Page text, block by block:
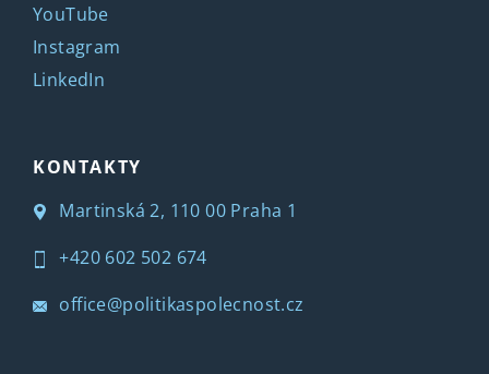
YouTube
Instagram
LinkedIn
KONTAKTY
Martinská 2, 110 00 Praha 1
+420 602 502 674
office@politikaspolecnost.cz